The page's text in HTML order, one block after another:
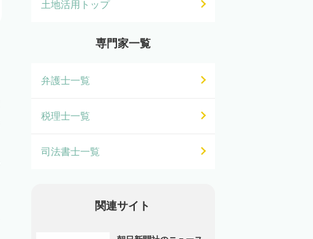
土地活用トップ
専門家一覧
弁護士一覧
税理士一覧
司法書士一覧
関連サイト